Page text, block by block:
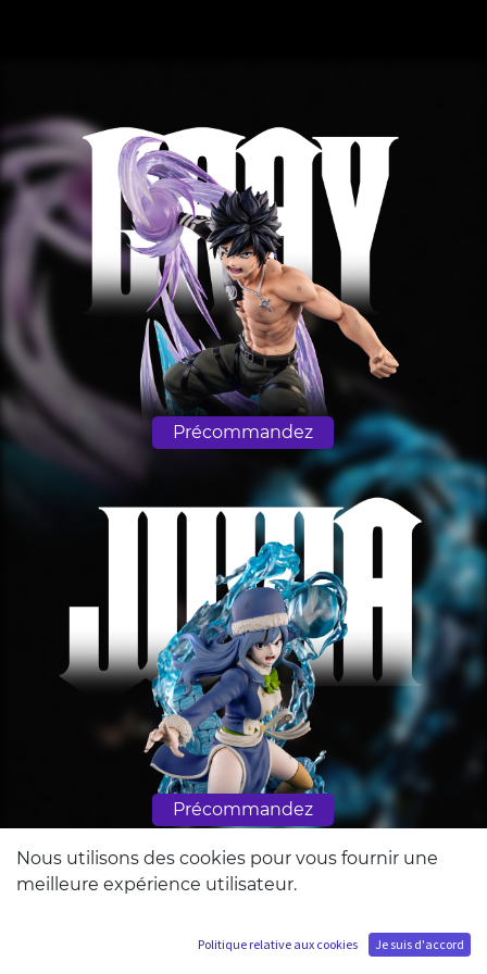
Précommandez
Précommandez
Nous utilisons des cookies pour vous fournir une
meilleure expérience utilisateur.
Politique relative aux cookies Je suis d'accord